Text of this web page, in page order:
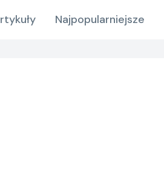
Najpopularniejsze